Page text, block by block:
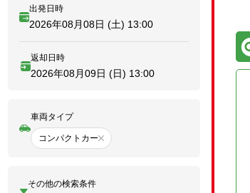
出発日時
2026年08月08日 (土) 13:00
返却日時
2026年08月09日 (日) 13:00
車両タイプ
コンパクトカー
その他の検索条件